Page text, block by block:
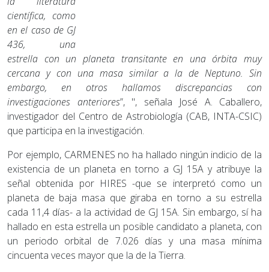
científica, como
en el caso de GJ
436, una
estrella con un planeta transitante en una órbita muy
cercana y con una masa similar a la de Neptuno. Sin
embargo, en otros hallamos discrepancias con
investigaciones anteriores”, ", señala José A. Caballero,
investigador del Centro de Astrobiología (CAB, INTA-CSIC)
que participa en la investigación.
Por ejemplo, CARMENES no ha hallado ningún indicio de la
existencia de un planeta en torno a GJ 15A y atribuye la
señal obtenida por HIRES -que se interpretó como un
planeta de baja masa que giraba en torno a su estrella
cada 11,4 días- a la actividad de GJ 15A. Sin embargo, sí ha
hallado en esta estrella un posible candidato a planeta, con
un periodo orbital de 7.026 días y una masa mínima
cincuenta veces mayor que la de la Tierra.